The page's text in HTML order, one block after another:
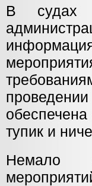
В судах
тупик и
Немало